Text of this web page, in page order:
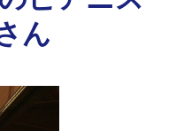
ん